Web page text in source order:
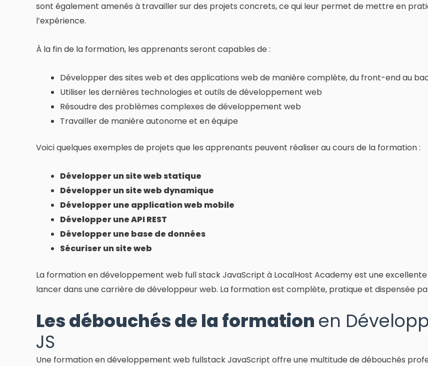
sont également amenés à travailler sur des projets concrets, ce qui leur permet de mettre en
l’expérience.
À la fin de la formation, les apprenants seront capables de :
Développer des sites web et des applications web de manière complète, du front-end au
Utiliser les dernières technologies et outils de développement web
Résoudre des problèmes complexes de développement web
Travailler de manière autonome et en équipe
Voici quelques exemples de projets que les apprenants peuvent réaliser au cours de la formation :
Développer un site web statique
Développer un site web dynamique
Développer une application web mobile
Développer une API REST
Développer une base de données
Sécuriser un site web
La formation en développement web full stack JavaScript à LocalHost Academy est une
lancer dans une carrière de développeur web. La formation est complète, pratique et dispensée
Les débouchés de la formation en
JS
Une formation en développement web fullstack JavaScript offre une multitude de débouchés